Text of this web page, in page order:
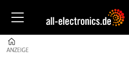
ANZEIGE
ANZEIGE